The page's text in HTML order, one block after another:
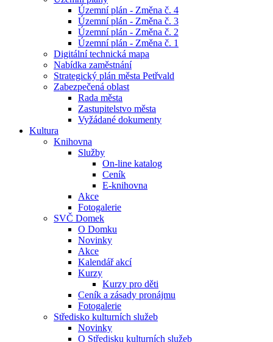
Územní plán - Změna č. 4
Územní plán - Změna č. 3
Územní plán - Změna č. 2
Územní plán - Změna č. 1
Digitální technická mapa
Nabídka zaměstnání
Strategický plán města Petřvald
Zabezpečená oblast
Rada města
Zastupitelstvo města
Vyžádané dokumenty
Kultura
Knihovna
Služby
On-line katalog
Ceník
E-knihovna
Akce
Fotogalerie
SVČ Domek
O Domku
Novinky
Akce
Kalendář akcí
Kurzy
Kurzy pro děti
Ceník a zásady pronájmu
Fotogalerie
Středisko kulturních služeb
Novinky
O Středisku kulturních služeb